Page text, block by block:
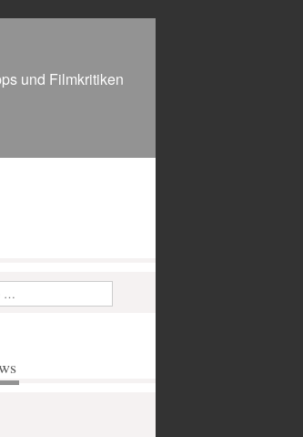
und Filmkritiken